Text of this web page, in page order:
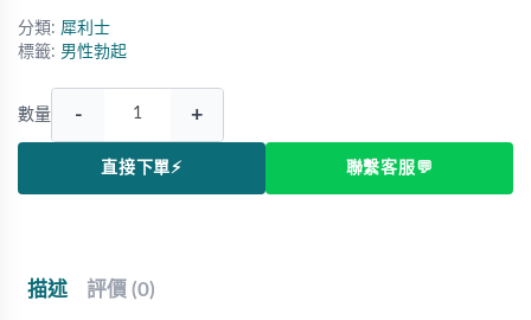
分類: 犀利士
標籤: 男性勃起
數量 - +
直接下單⚡ 聯繫客服💬
描述 評價 (0)